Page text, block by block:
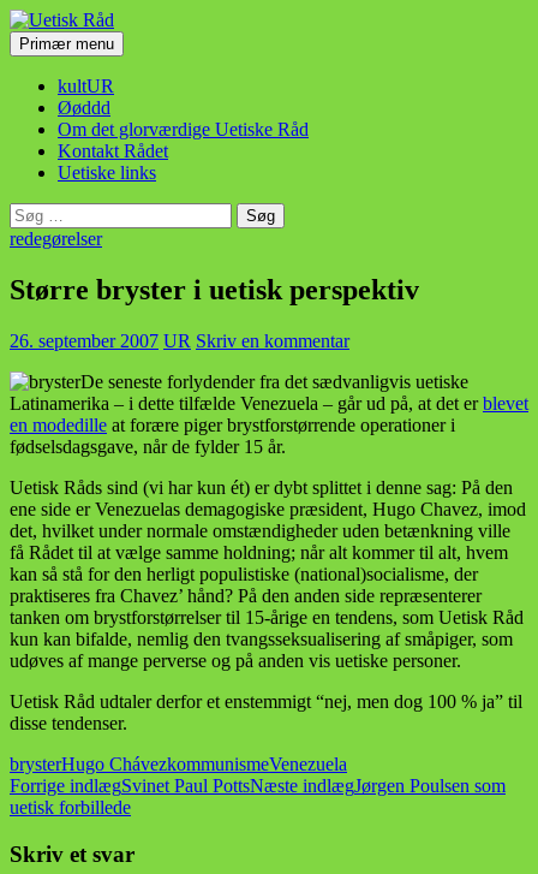
Hop
til
indhold
Uetisk Råd
SøgPrimær menu
kultUR
Øøddd
Om det glorværdige Uetiske Råd
Kontakt Rådet
Uetiske links
Søg
efter:
redegørelser
Større bryster i uetisk perspektiv
26. september 2007 UR Skriv en kommentar
De seneste forlydender fra det sædvanligvis uetiske
Latinamerika – i dette tilfælde Venezuela – går ud på, at det erblevet
en modedille at forære piger brystforstørrende operationer i
fødselsdagsgave, når de fylder 15 år.
Uetisk Råds sind (vi har kun ét) er dybt splittet i denne sag: På den
ene side er Venezuelas demagogiske præsident, Hugo Chavez, imod
det, hvilket under normale omstændigheder uden betænkning ville
få Rådet til at vælge samme holdning; når alt kommer til alt, hvem
kan så stå for den herligt populistiske (national)socialisme, der
praktiseres fra Chavez’ hånd? På den anden side repræsenterer
tanken om brystforstørrelser til 15-årige en tendens, som Uetisk Råd
kun kan bifalde, nemlig den tvangsseksualisering af småpiger, som
udøves af mange perverse og på anden vis uetiske personer.
Uetisk Råd udtaler derfor et enstemmigt “nej, men dog 100 % ja” til
disse tendenser.
brysterHugo ChávezkommunismeVenezuela
Indlægsnavigation
Forrige indlægSvinet Paul PottsNæste indlægJørgen Poulsen som
uetisk forbillede
Skriv et svar